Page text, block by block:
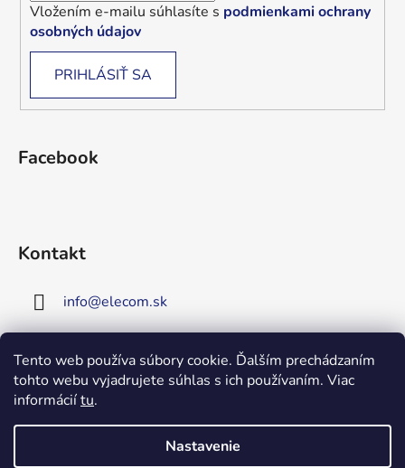
Tento web používa súbory cookie. Ďalším prechádzaním
tohto webu vyjadrujete súhlas s ich používaním. Viac
informáciítu.
Nastavenie
Upozornenie!
stránke!Zaregistrujte sa!
Získate tým 5% zľavu na väčšinu
Vložením e-mailu súhlasíte s podmienkami ochrany
osobných údajov
PRIHLÁSIŤ SA
Facebook
Kontakt
info@elecom.sk